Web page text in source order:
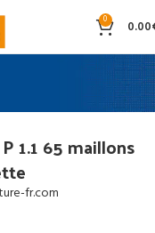
0 0.00
1.1 65 maillons
fr.com